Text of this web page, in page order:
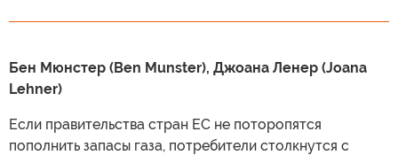
Бен Мюнстер (Ben Munster), Джоана Ленер (Joana
Lehner)
Если правительства стран ЕС не поторопятся
пополнить запасы газа, потребители столкнутся с